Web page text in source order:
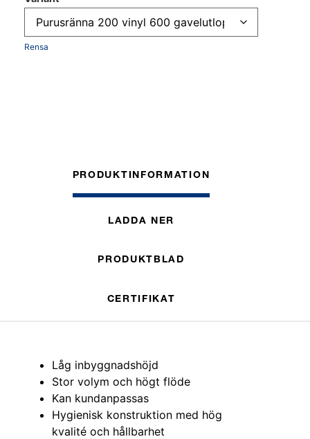
Rensa
PRODUKTINFORMATION
LADDA NER
PRODUKTBLAD
CERTIFIKAT
Låg inbyggnadshöjd
Stor volym och högt flöde
Kan kundanpassas
Hygienisk konstruktion med hög
kvalité och hållbarhet